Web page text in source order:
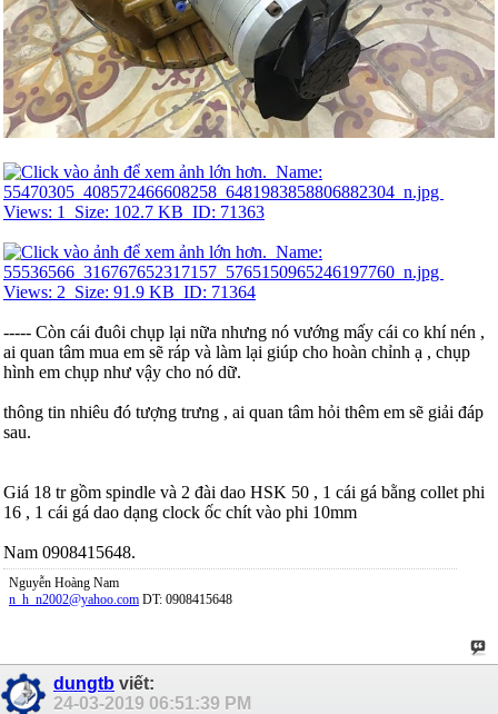
----- Còn cái đuôi chụp lại nữa nhưng nó vướng mấy cái co khí nén ,
ai quan tâm mua em sẽ ráp và làm lại giúp cho hoàn chỉnh ạ , chụp
hình em chụp như vậy cho nó dữ.
thông tin nhiêu đó tượng trưng , ai quan tâm hỏi thêm em sẽ giải đáp
sau.
Giá 18 tr gồm spindle và 2 đài dao HSK 50 , 1 cái gá bằng collet phi
16 , 1 cái gá dao dạng clock ốc chít vào phi 10mm
Nam 0908415648.
Nguyễn Hoàng Nam
n_h_n2002@yahoo.com DT: 0908415648
dungtb viết:
24-03-2019 06:51:39 PM